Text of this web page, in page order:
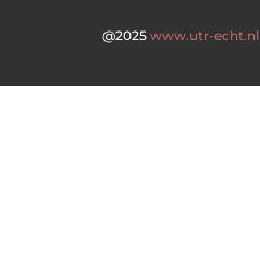
@2025 www.utr-echt.nl